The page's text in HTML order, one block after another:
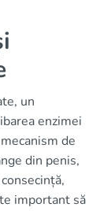
un
enzimei
de
din penis,
important să